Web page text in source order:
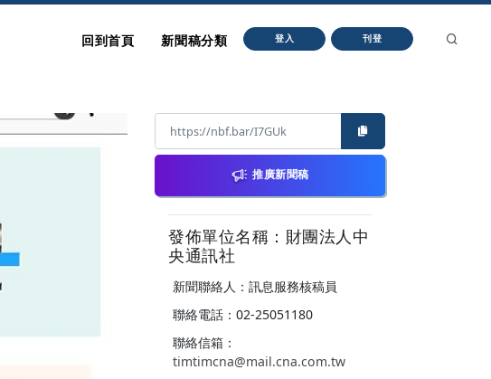
回到首頁 新聞稿分類 登入 刊登
推廣新聞稿
發佈單位名稱：財團法人中
央通訊社
新聞聯絡人：訊息服務核稿員
聯絡電話：02-25051180
聯絡信箱：
timtimcna@mail.cna.com.tw